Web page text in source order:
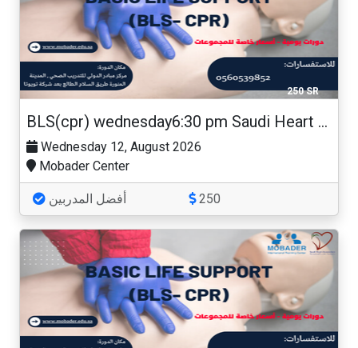
250 SR
BLS(cpr) wednesday6:30 pm Saudi Heart Association
Wednesday 12, August 2026
Mobader Center
أفضل المدربين 250